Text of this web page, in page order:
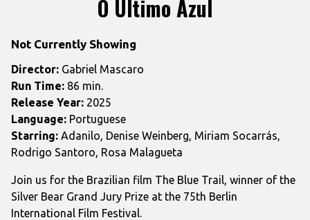
for
O Último Azul
Not Currently Showing
Director: Gabriel Mascaro
Run Time: 86 min.
Release Year: 2025
Language: Portuguese
Starring: Adanilo, Denise Weinberg, Miriam Socarrás,
Rodrigo Santoro, Rosa Malagueta
Join us for the Brazilian film The Blue Trail, winner of the
Silver Bear Grand Jury Prize at the 75th Berlin
International Film Festival.